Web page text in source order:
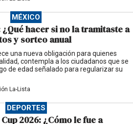
MÉXICO
hacer si no la tramitaste a
y sorteo anual
una nueva obligación para quienes
contempla a los ciudadanos que se
de edad señalado para regularizar su
La-Lista
DEPORTES
2026: ¿Cómo le fue a